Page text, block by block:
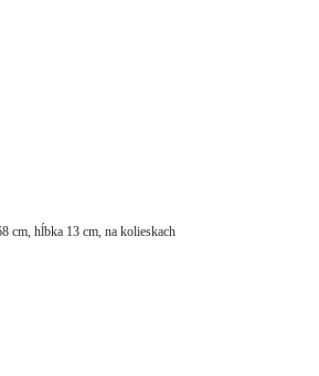
matný, čierny, šírka 47,5 cm, výška 68 cm, hĺbka 13 cm, na kolieskach